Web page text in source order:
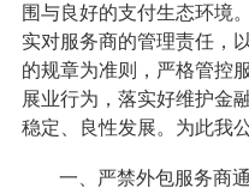
围与良好的支付生态环境
实对服务商的管理责任，
的规章为准则，严格管控
展业行为，落实好维护金
稳定、良性发展。为此我
一、严禁外包服务商